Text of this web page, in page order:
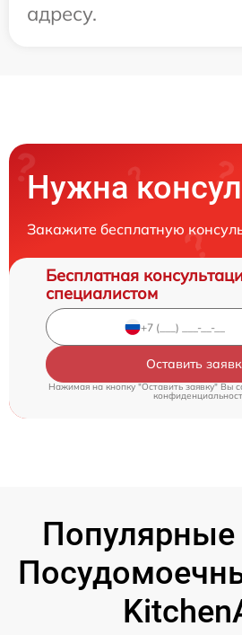
адресу.
Нужна
Закажите бесплатную
Бесплатная
специалистом
Оставить
Нажимая на кнопку "Оставить заявку" Вы